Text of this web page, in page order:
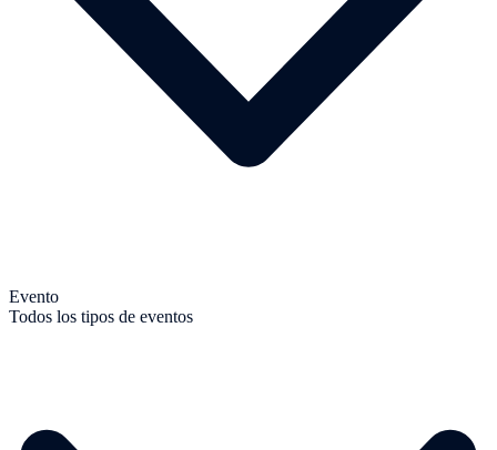
Evento
Todos los tipos de eventos